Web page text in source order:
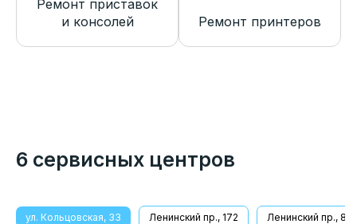
Ремонт приставок
и консолей
Ремонт принтеров
6 сервисных центров
ул. Кольцовская, 33 Ленинский пр., 172 Ленинский пр., 8/1